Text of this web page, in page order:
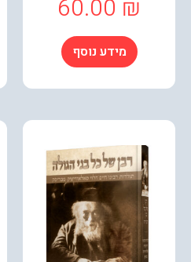
60.00
מידע נוסף